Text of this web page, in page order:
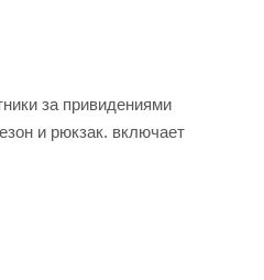
за привидениями
и рюкзак. включает